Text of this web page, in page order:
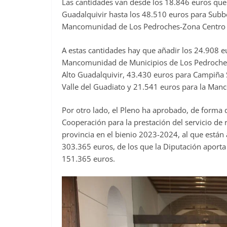
Las cantidades van desde los 18.846 euros
Guadalquivir hasta los 48.510 euros para
Mancomunidad de Los Pedroches-Zona
A estas cantidades hay que añadir los 24.908
Mancomunidad de Municipios de Los
Alto Guadalquivir, 43.430 euros para
Valle del Guadiato y 21.541 euros para la
Por otro lado, el Pleno ha aprobado, de
Cooperación para la prestación del servicio
provincia en el bienio 2023-2024, al que
303.365 euros, de los que la Diputación
151.365 euros.